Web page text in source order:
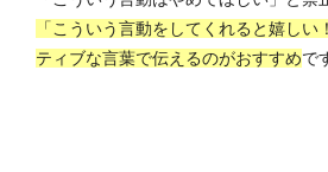
「こういう言動をしてくれると嬉しい
ティブな言葉で伝えるのがおすすめで